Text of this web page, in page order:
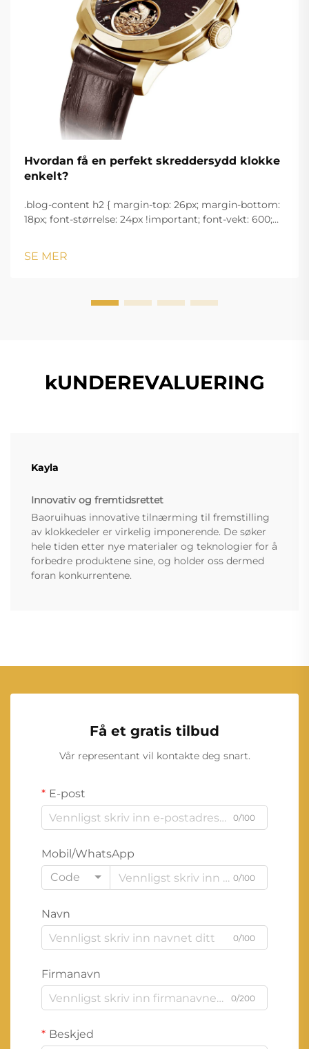
Hvordan få en perfekt skreddersydd klokke
enkelt?
.blog-content h2 { margin-top: 26px; margin-bottom:
18px; font-størrelse: 24px !important; font-vekt: 600;
!important; font-v...
SE MER
kUNDEREVALUERING
Kayla
Innovativ og fremtidsrettet
Baoruihuas innovative tilnærming til fremstilling
av klokkedeler er virkelig imponerende. De søker
hele tiden etter nye materialer og teknologier for å
forbedre produktene sine, og holder oss dermed
foran konkurrentene.
Få et gratis tilbud
Vår representant vil kontakte deg snart.
E-post
0/100
Mobil/WhatsApp
Code
0/100
Navn
0/100
Firmanavn
0/200
Beskjed